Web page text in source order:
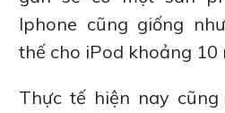
Iphone cũng giống
thế cho iPod khoảng 10
Thực tế hiện nay